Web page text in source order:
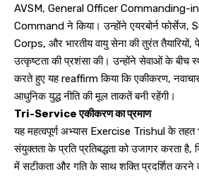
AVSM, General Officer Commanding-
Command ने किया। उन्होंने एयरबोर्न
Corps, और भारतीय वायु सेना की तुरंत तैयारियों,
उत्कृष्टता की प्रशंसा की। उन्होंने सेवाओं के बीच
करते हुए यह reaffirm किया कि एकीकरण,
आधुनिक युद्ध नीति की मूल ताकतें बनी रहेंगी।
Tri-Service एकीकरण का प्रमाण
यह महत्वपूर्ण अभ्यास Exercise Trishul के तहत
संयुक्तता के प्रति प्रतिबद्धता को उजागर करता
में सटीकता और गति के साथ शक्ति प्रदर्शित करने